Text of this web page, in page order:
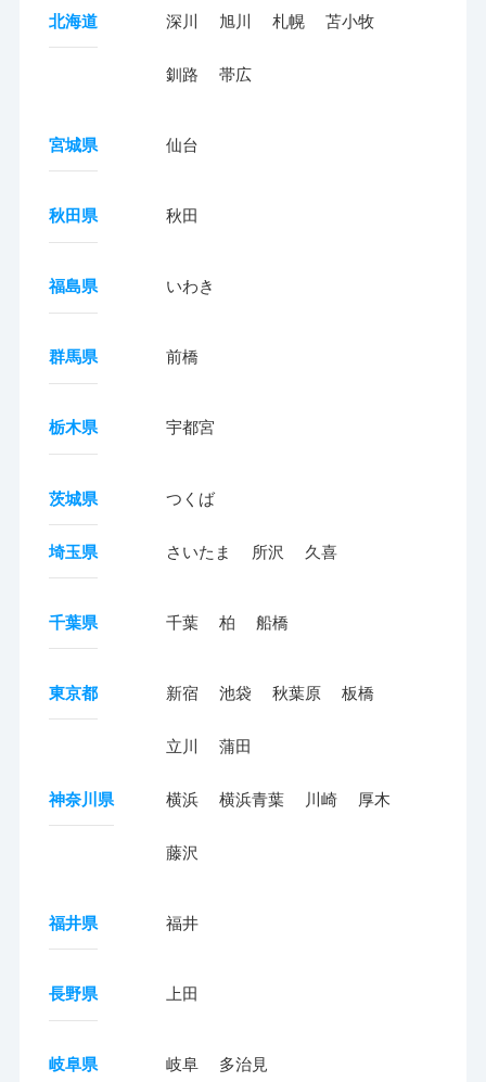
北海道 深川 旭川 札幌 苫小牧
釧路 帯広
宮城県 仙台
秋田県 秋田
福島県 いわき
群馬県 前橋
栃木県 宇都宮
茨城県 つくば
埼玉県 さいたま 所沢 久喜
千葉県 千葉 柏 船橋
東京都 新宿 池袋 秋葉原 板橋
立川 蒲田
神奈川県 横浜 横浜青葉 川崎 厚木
藤沢
福井県 福井
長野県 上田
岐阜県 岐阜 多治見